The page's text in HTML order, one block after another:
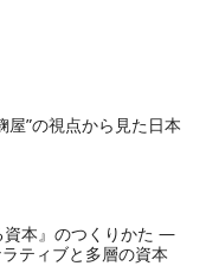
屋”の視点から見た日本
資本』のつくりかた —
ティブと多層の資本